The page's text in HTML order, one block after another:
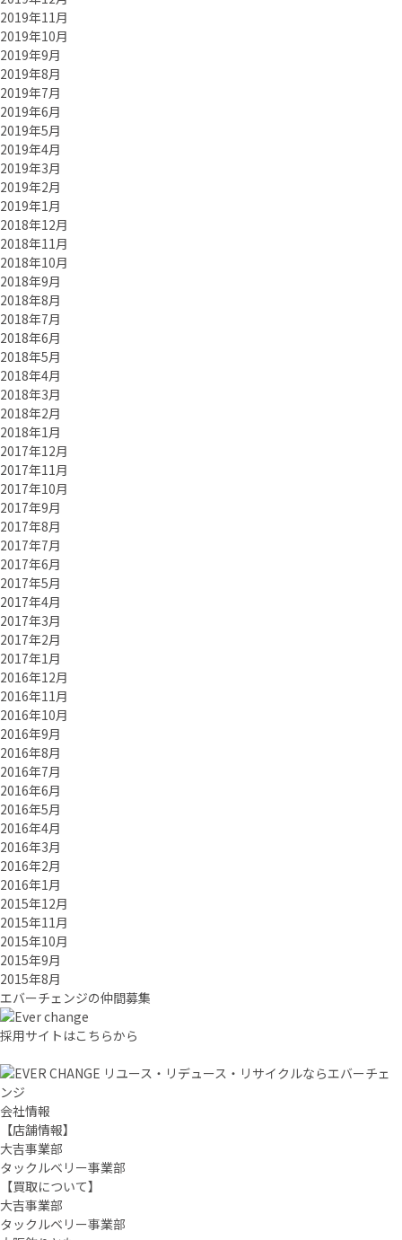
2019年11月
2019年10月
2019年9月
2019年8月
2019年7月
2019年6月
2019年5月
2019年4月
2019年3月
2019年2月
2019年1月
2018年12月
2018年11月
2018年10月
2018年9月
2018年8月
2018年7月
2018年6月
2018年5月
2018年4月
2018年3月
2018年2月
2018年1月
2017年12月
2017年11月
2017年10月
2017年9月
2017年8月
2017年7月
2017年6月
2017年5月
2017年4月
2017年3月
2017年2月
2017年1月
2016年12月
2016年11月
2016年10月
2016年9月
2016年8月
2016年7月
2016年6月
2016年5月
2016年4月
2016年3月
2016年2月
2016年1月
2015年12月
2015年11月
2015年10月
2015年9月
2015年8月
エバーチェ ンジの仲間募集
採用サイトはこちらから
リユース・リデュース・リサイクルならエバーチェ
ンジ
会社情報
【店舗情報】
大吉事業部
タックルベリー事業部
【買取について】
大吉事業部
タックルベリー事業部